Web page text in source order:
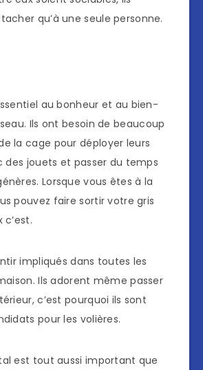
qu’à une seule personne.
au bonheur et au bien-
Ils ont besoin de beaucoup
la cage pour déployer leurs
des jouets et passer du temps
Lorsque vous êtes à la
pouvez faire sortir votre gris
c’est.
impliqués dans toutes les
Ils adorent même passer
c’est pourquoi ils sont
pour les volières.
est tout aussi important que